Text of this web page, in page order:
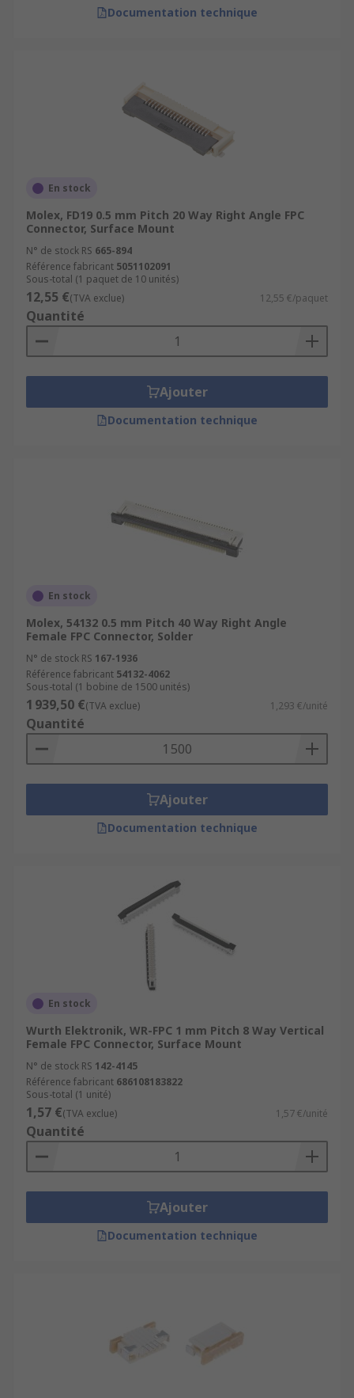
Documentation technique
En stock
Molex, FD19 0.5 mm Pitch 20 Way Right Angle FPC
Connector, Surface Mount
N° de stock RS 665-894
Référence fabricant 5051102091
Sous-total (1 paquet de 10 unités)
12,55 €(TVA exclue) 12,55 €/paquet
Quantité
Ajouter
Documentation technique
En stock
Molex, 54132 0.5 mm Pitch 40 Way Right Angle
Female FPC Connector, Solder
N° de stock RS 167-1936
Référence fabricant 54132-4062
Sous-total (1 bobine de 1500 unités)
1 939,50 €(TVA exclue) 1,293 €/unité
Quantité
Ajouter
Documentation technique
En stock
Wurth Elektronik, WR-FPC 1 mm Pitch 8 Way Vertical
Female FPC Connector, Surface Mount
N° de stock RS 142-4145
Référence fabricant 686108183822
Sous-total (1 unité)
1,57 €(TVA exclue) 1,57 €/unité
Quantité
Ajouter
Documentation technique